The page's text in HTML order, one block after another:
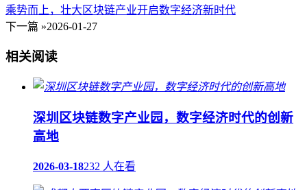
乘势而上，壮大区块链产业开启数字经济新时代
下一篇 »2026-01-27
相关阅读
深圳区块链数字产业园，数字经济时代的创新
高地
2026-03-18232 人在看